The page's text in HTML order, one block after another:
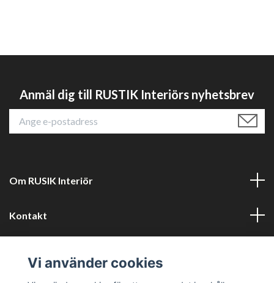
Anmäl dig till RUSTIK Interiörs nyhetsbrev
Om RUSIK Interiör
Kontakt
Vi använder cookies